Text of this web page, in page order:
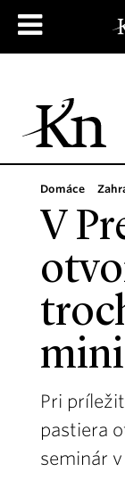
Domáce
V
Pri
pastiera
seminár